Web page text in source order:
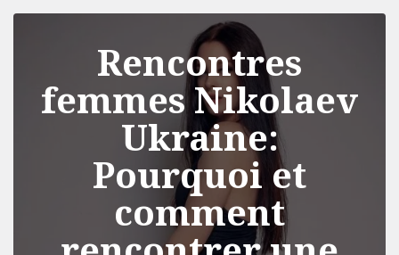
Rencontres
femmes Nikolaev
Ukraine:
Pourquoi et
comment